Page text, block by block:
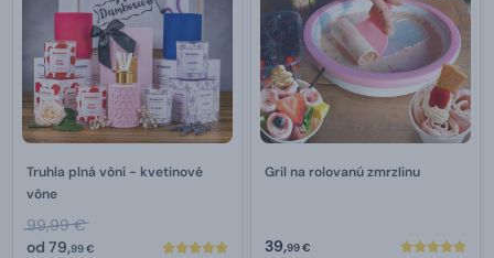
Truhla plná vôní - kvetinové
vône
99,99 €
od 79,99 €
Gril na rolovanú zmrzlinu
39,99 €